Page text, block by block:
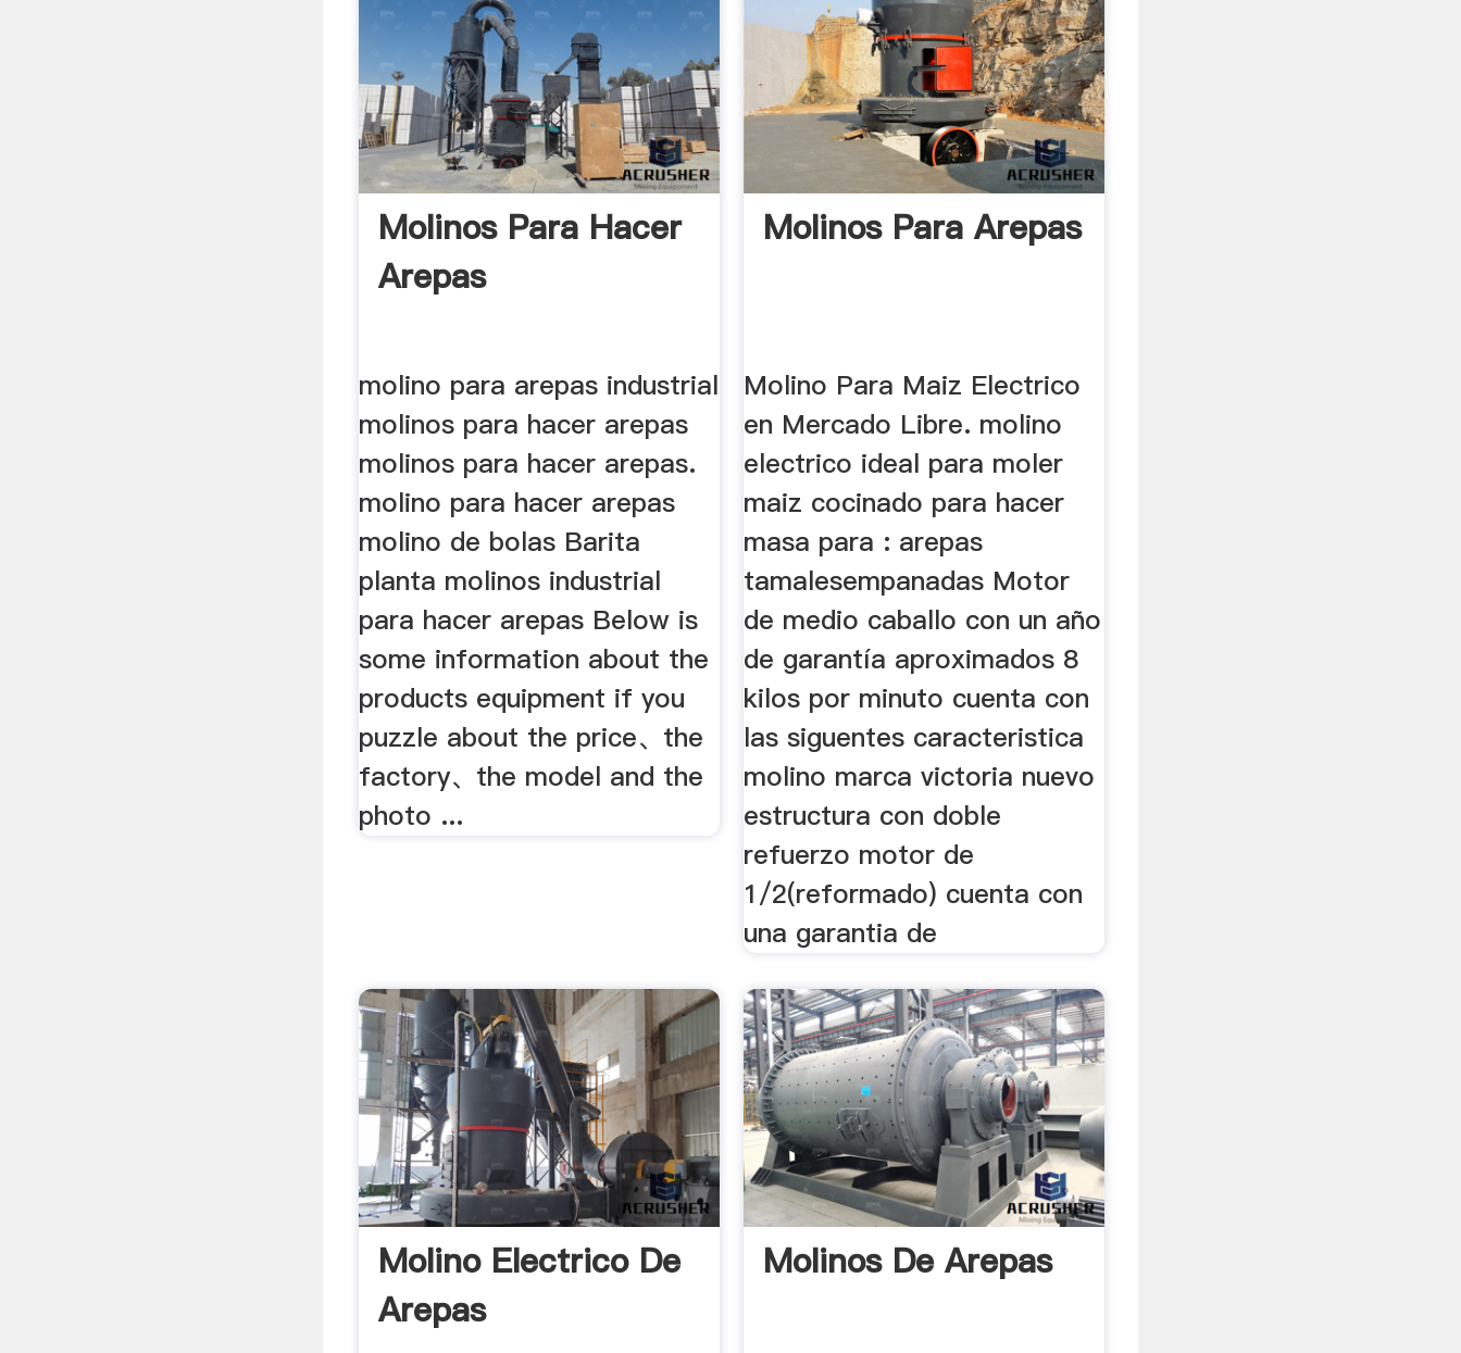
Molinos Para Hacer
Arepas
molino para arepas industrial
molinos para hacer arepas
molinos para hacer arepas.
molino para hacer arepas
molino de bolas Barita
planta molinos industrial
para hacer arepas Below is
some information about the
products equipment if you
puzzle about the price、the
factory、the model and the
photo ...
Molinos Para Arepas
Molino Para Maiz Electrico
en Mercado Libre. molino
electrico ideal para moler
maiz cocinado para hacer
masa para : arepas
tamalesempanadas Motor
de medio caballo con un año
de garantía aproximados 8
kilos por minuto cuenta con
las siguentes caracteristica
molino marca victoria nuevo
estructura con doble
refuerzo motor de
1/2(reformado) cuenta con
una garantia de
Molino Electrico De
Arepas
Molinos De Arepas